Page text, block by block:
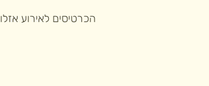
הכרטיסים לאירוע אזלו